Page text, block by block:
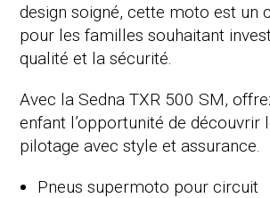
design soigné, cette moto est un
pour les familles souhaitant
qualité et la sécurité.
Avec la Sedna TXR 500 SM,
enfant l’opportunité de découvrir
pilotage avec style et assurance.
Pneus supermoto pour circuit